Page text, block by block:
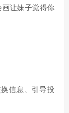
让妹子觉得你
信息、引导投